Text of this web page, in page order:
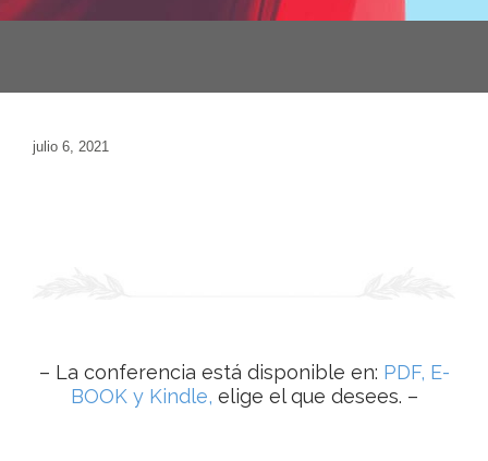
julio 6, 2021
– La conferencia está disponible en: PDF, E-
BOOK y Kindle, elige el que desees. –